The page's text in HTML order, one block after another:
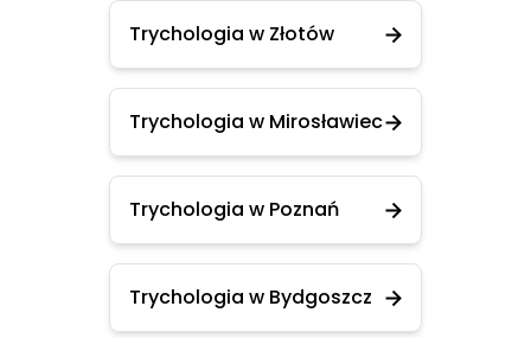
Trychologia w Złotów
Trychologia w Mirosławiec
Trychologia w Poznań
Trychologia w Bydgoszcz